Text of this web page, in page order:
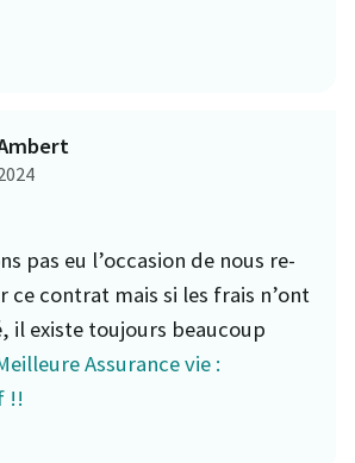
pas eu l’occasion de nous re-
ce contrat mais si les frais n’ont
il existe toujours beaucoup
Assurance vie :
!!